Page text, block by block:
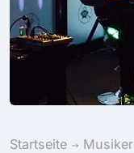
Startseite Musiker